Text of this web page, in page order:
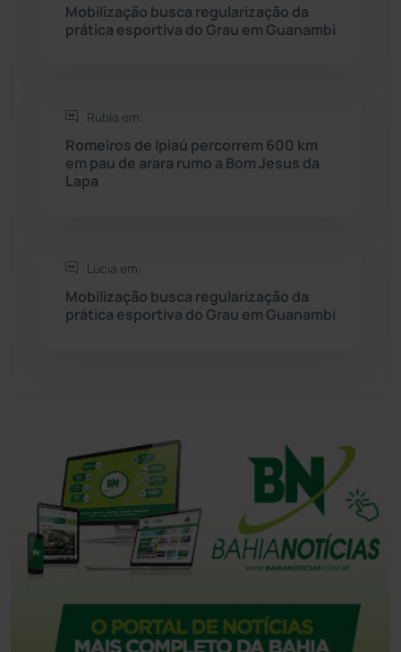
Seabra (50)
Sítio do Mato
Sudoeste Baiano
Mobilização busca regularização da
prática esportiva do Grau em Guanambi
Rúbia em:
Romeiros de Ipiaú percorrem 600 km
em pau de arara rumo a Bom Jesus da
Lapa
Lúcia em:
Mobilização busca regularização da
prática esportiva do Grau em Guanambi